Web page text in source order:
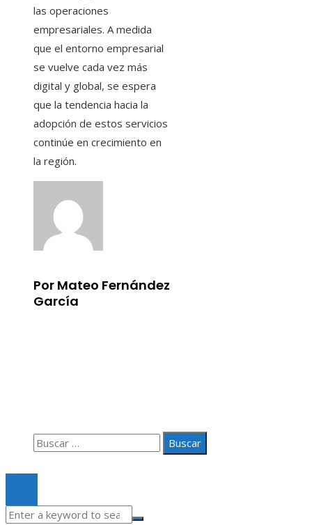
las operaciones
empresariales. A medida
que el entorno empresarial
se vuelve cada vez más
digital y global, se espera
que la tendencia hacia la
adopción de estos servicios
continúe en crecimiento en
la región.
Por Mateo Fernández
García
Buscar: